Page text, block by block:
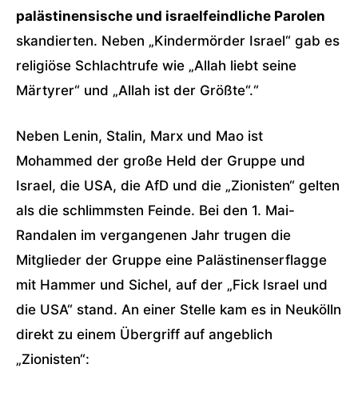
palästinensische und israelfeindliche Parolen
skandierten. Neben „Kindermörder Israel“ gab es
religiöse Schlachtrufe wie „Allah liebt seine
Märtyrer“ und „Allah ist der Größte“.“
Neben Lenin, Stalin, Marx und Mao ist
Mohammed der große Held der Gruppe und
Israel, die USA, die AfD und die „Zionisten“ gelten
als die schlimmsten Feinde. Bei den 1. Mai-
Randalen im vergangenen Jahr trugen die
Mitglieder der Gruppe eine Palästinenserflagge
mit Hammer und Sichel, auf der „Fick Israel und
die USA“ stand. An einer Stelle kam es in Neukölln
direkt zu einem Übergriff auf angeblich
„Zionisten“: